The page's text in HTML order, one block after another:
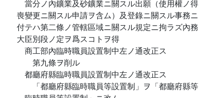
當分ノ內鑛業及砂鑛業ニ關スル出願（使用權ノ得
喪變更ニ關スル申請ヲ含ム）及登錄ニ關スル事務ニ
付テハ第二條ノ管轄區域ニ關スル規定ニ拘ラズ內務
大臣別段ノ定ヲ爲スコトヲ得
商工部內臨時職員設置制中左ノ通改正ス
第九條ヲ削ル
都廳府縣臨時職員設置制中左ノ通改正ス
「都廳府縣臨時職員等設置制」ヲ「都廳府縣等